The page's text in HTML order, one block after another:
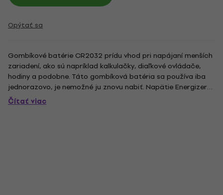
Opýtať sa
Gombíkové batérie CR2032 prídu vhod pri napájaní menších
zariadení, ako sú napríklad kalkulačky, diaľkové ovládače,
hodiny a podobne. Táto gombíková batéria sa používa iba
jednorazovo, je nemožné ju znovu nabiť. Napätie Energizer
Ultimate Lítium CR2032 je 3V. Gombíková batéria opatrená
článkom typu Li sa vyznačuje dlhou životnosťou, vysokou...
Čítať viac